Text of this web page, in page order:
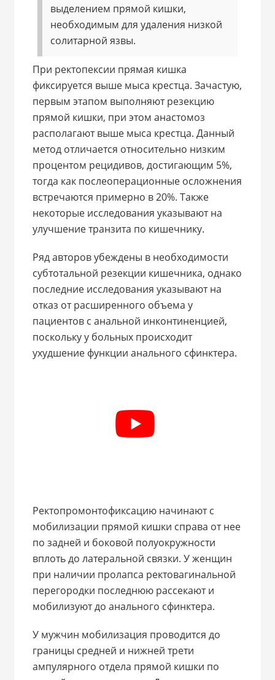
выделением прямой кишки,
необходимым для удаления низкой
солитарной язвы.
При ректопексии прямая кишка
фиксируется выше мыса крестца. Зачастую,
первым этапом выполняют резекцию
прямой кишки, при этом анастомоз
располагают выше мыса крестца. Данный
метод отличается относительно низким
процентом рецидивов, достигающим 5%,
тогда как послеоперационные осложнения
встречаются примерно в 20%. Также
некоторые исследования указывают на
улучшение транзита по кишечнику.
Ряд авторов убеждены в необходимости
субтотальной резекции кишечника, однако
последние исследования указывают на
отказ от расширенного объема у
пациентов с анальной инконтиненцией,
поскольку у больных происходит
ухудшение функции анального сфинктера.
Ректопромонтофиксацию начинают с
мобилизации прямой кишки справа от нее
по задней и боковой полуокружности
вплоть до латеральной связки. У женщин
при наличии пролапса ректовагинальной
перегородки последнюю рассекают и
мобилизуют до анального сфинктера.
У мужчин мобилизация проводится до
границы средней и нижней трети
ампулярного отдела прямой кишки по